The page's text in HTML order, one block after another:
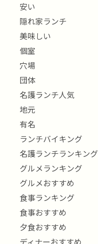
安い
隠れ家ランチ
美味しい
個室
穴場
団体
名護ランチ人気
地元
有名
ランチバイキング
名護ランチランキング
グルメランキング
グルメおすすめ
食事ランキング
食事おすすめ
夕食おすすめ
ディナーおすすめ